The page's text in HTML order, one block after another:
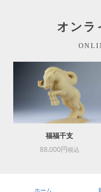
オンラ
福福干支
88,000円税込
ホーム